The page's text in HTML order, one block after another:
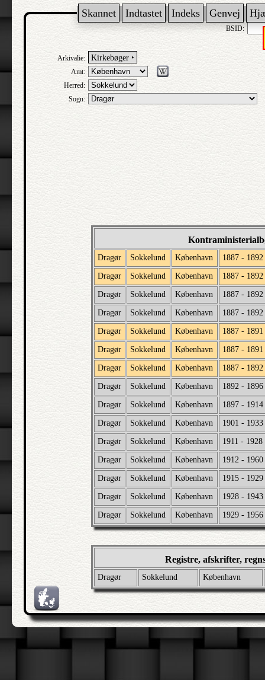
Skannet Indtastet Indeks Genvej
BSID:
Arkivalie: Kirkebøger ‣
Amt:
Herred:
Sogn:
Dragør Sokkelund København 1887 - 1892
Dragør Sokkelund København 1887 - 1892
Dragør Sokkelund København 1887 - 1892
Dragør Sokkelund København 1887 - 1892
Dragør Sokkelund København 1887 - 1891
Dragør Sokkelund København 1887 - 1891
Dragør Sokkelund København 1887 - 1892
Dragør Sokkelund København 1892 - 1896
Dragør Sokkelund København 1897 - 1914
Dragør Sokkelund København 1901 - 1933
Dragør Sokkelund København 1911 - 1928
Dragør Sokkelund København 1912 - 1960
Dragør Sokkelund København 1915 - 1929
Dragør Sokkelund København 1928 - 1943
Dragør Sokkelund København 1929 - 1956
Registre, afskrifter,
Dragør Sokkelund København